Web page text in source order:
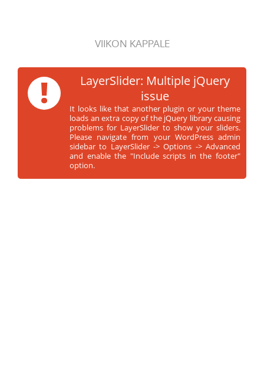
VIIKON KAPPALE
!
LayerSlider: Multiple jQuery
issue
It looks like that another plugin or your theme
loads an extra copy of the jQuery library causing
problems for LayerSlider to show your sliders.
Please navigate from your WordPress admin
sidebar to LayerSlider -> Options -> Advanced
and enable the "Include scripts in the footer"
option.